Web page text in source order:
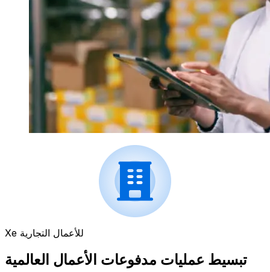
Xe للأعمال التجارية
تبسيط عمليات مدفوعات الأعمال العالمية